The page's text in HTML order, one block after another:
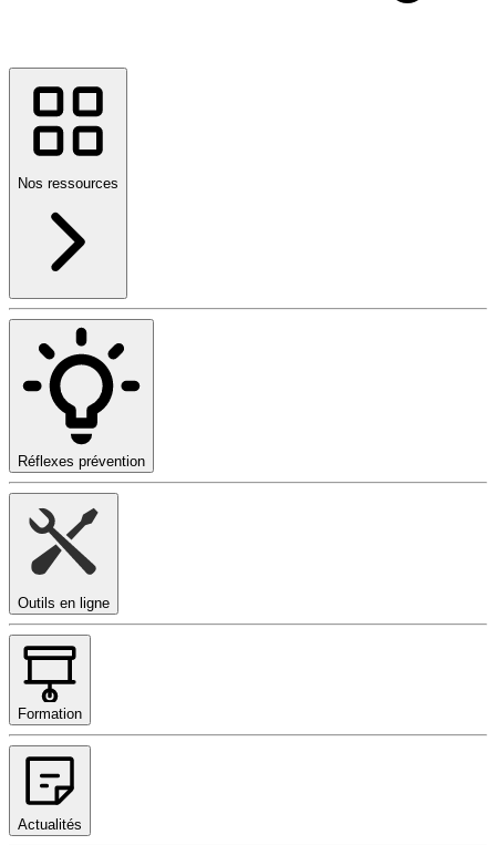
Nos ressources
Réflexes prévention
Outils en ligne
Formation
Actualités